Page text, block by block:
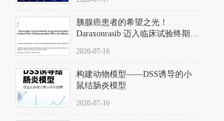
胰腺癌患者的希望之光！
Daraxonrasib 迈入临床试验终期阶
2026-07-16
构建动物模型——DSS诱导的小
鼠结肠炎模型
2026-07-16